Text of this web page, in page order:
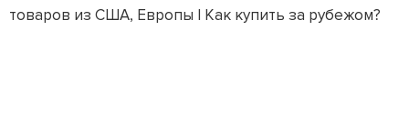
товаров из США, Европы | Как купить за рубежом?